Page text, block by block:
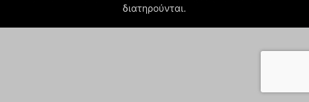
διατηρούνται.